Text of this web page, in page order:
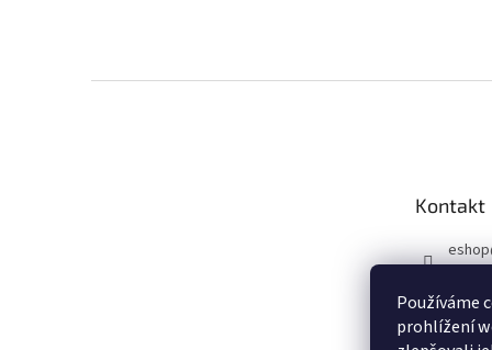
Používáme
prohlížení
Kontakt
eshop
u!